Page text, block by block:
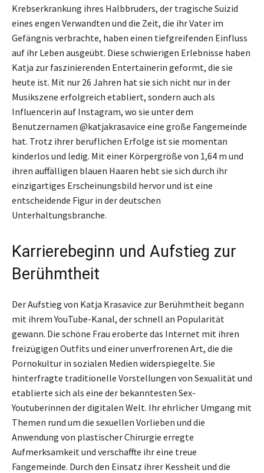
Krebserkrankung ihres Halbbruders, der tragische Suizid
eines engen Verwandten und die Zeit, die ihr Vater im
Gefängnis verbrachte, haben einen tiefgreifenden Einfluss
auf ihr Leben ausgeübt. Diese schwierigen Erlebnisse haben
Katja zur faszinierenden Entertainerin geformt, die sie
heute ist. Mit nur 26 Jahren hat sie sich nicht nur in der
Musikszene erfolgreich etabliert, sondern auch als
Influencerin auf Instagram, wo sie unter dem
Benutzernamen @katjakrasavice eine große Fangemeinde
hat. Trotz ihrer beruflichen Erfolge ist sie momentan
kinderlos und ledig. Mit einer Körpergröße von 1,64 m und
ihren auffälligen blauen Haaren hebt sie sich durch ihr
einzigartiges Erscheinungsbild hervor und ist eine
entscheidende Figur in der deutschen
Unterhaltungsbranche.
Karrierebeginn und Aufstieg zur
Berühmtheit
Der Aufstieg von Katja Krasavice zur Berühmtheit begann
mit ihrem YouTube-Kanal, der schnell an Popularität
gewann. Die schöne Frau eroberte das Internet mit ihren
freizügigen Outfits und einer unverfrorenen Art, die die
Pornokultur in sozialen Medien widerspiegelte. Sie
hinterfragte traditionelle Vorstellungen von Sexualität und
etablierte sich als eine der bekanntesten Sex-
Youtuberinnen der digitalen Welt. Ihr ehrlicher Umgang mit
Themen rund um die sexuellen Vorlieben und die
Anwendung von plastischer Chirurgie erregte
Aufmerksamkeit und verschaffte ihr eine treue
Fangemeinde. Durch den Einsatz ihrer Kessheit und die